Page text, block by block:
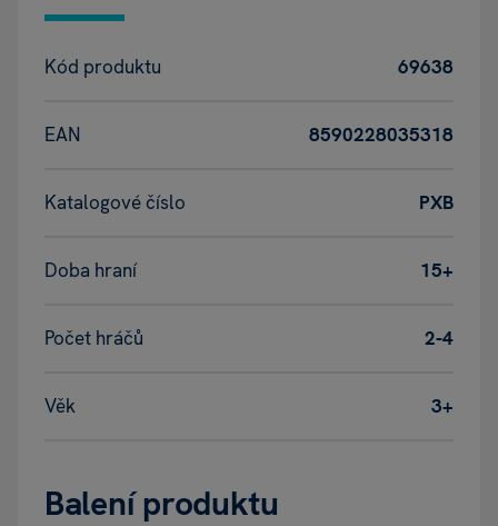
Kód produktu 69638
EAN 8590228035318
Katalogové číslo PXB
Doba hraní 15+
Počet hráčů 2-4
Věk 3+
Balení produktu